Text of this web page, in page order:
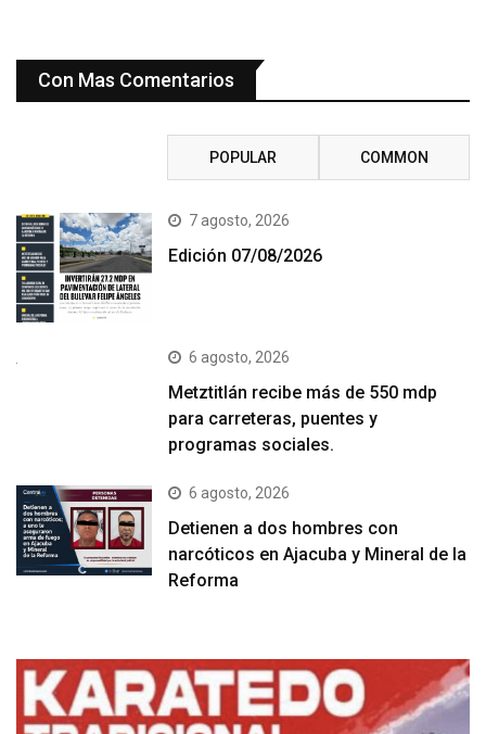
Con Mas Comentarios
POPULAR COMMON
7 agosto, 2026
Edición 07/08/2026
6 agosto, 2026
Metztitlán recibe más de 550 mdp
para carreteras, puentes y
programas sociales.
6 agosto, 2026
Detienen a dos hombres con
narcóticos en Ajacuba y Mineral de la
Reforma